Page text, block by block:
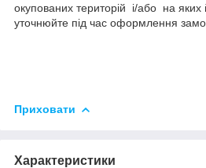
окупованих територій і/або на яких
уточнюйте під час оформлення
Приховати
Характеристики